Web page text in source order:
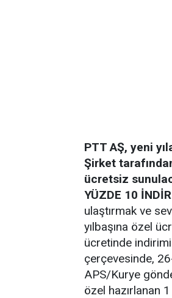
PTT AŞ, yeni
Şirket
ücretsiz
YÜZDE 10
ulaştırmak ve
yılbaşına özel
ücretinde indirimi
çerçevesinde,
APS/Kurye
özel hazırlanan